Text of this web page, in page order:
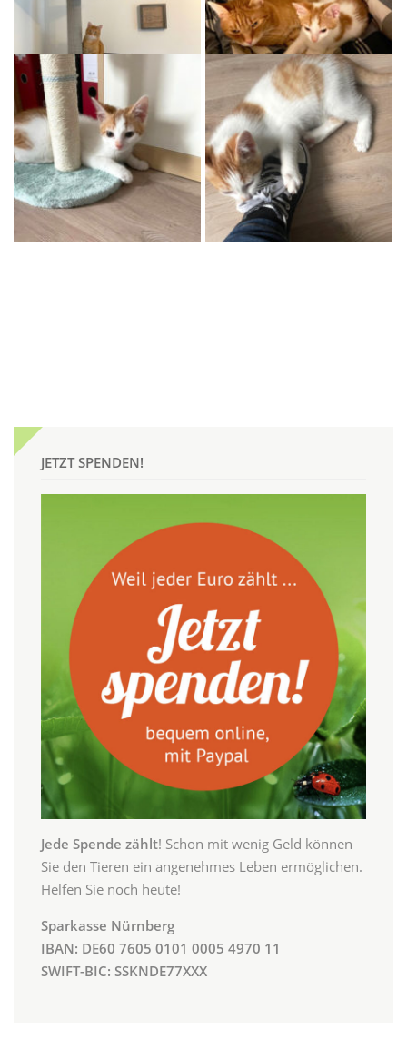
JETZT SPENDEN!
Jede Spende zählt! Schon mit wenig Geld können
Sie den Tieren ein angenehmes Leben ermöglichen.
Helfen Sie noch heute!
Sparkasse Nürnberg
IBAN: DE60 7605 0101 0005 4970 11
SWIFT-BIC: SSKNDE77XXX